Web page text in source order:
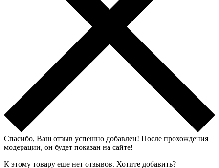
Спасибо, Ваш отзыв успешно добавлен! После прохождения
модерации, он будет показан на сайте!
К этому товару еще нет отзывов. Хотите добавить?